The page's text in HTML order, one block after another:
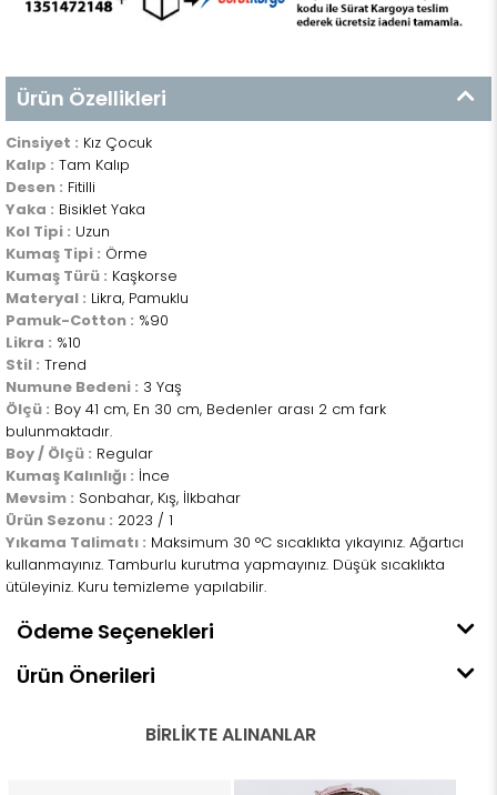
Ürün Özellikleri
Cinsiyet : Kız Çocuk
Kalıp : Tam Kalıp
Desen : Fitilli
Yaka : Bisiklet Yaka
Kol Tipi : Uzun
Kumaş Tipi : Örme
Kumaş Türü : Kaşkorse
Materyal : Likra, Pamuklu
Pamuk-Cotton : %90
Likra : %10
Stil : Trend
Numune Bedeni : 3 Yaş
Ölçü : Boy 41 cm, En 30 cm, Bedenler arası 2 cm fark
bulunmaktadır.
Boy / Ölçü : Regular
Kumaş Kalınlığı : İnce
Mevsim : Sonbahar, Kış, İlkbahar
Ürün Sezonu : 2023 / 1
Yıkama Talimatı : Maksimum 30 °C sıcaklıkta yıkayınız. Ağartıcı
kullanmayınız. Tamburlu kurutma yapmayınız. Düşük sıcaklıkta
ütüleyiniz. Kuru temizleme yapılabilir.
Ödeme Seçenekleri
Ürün Önerileri